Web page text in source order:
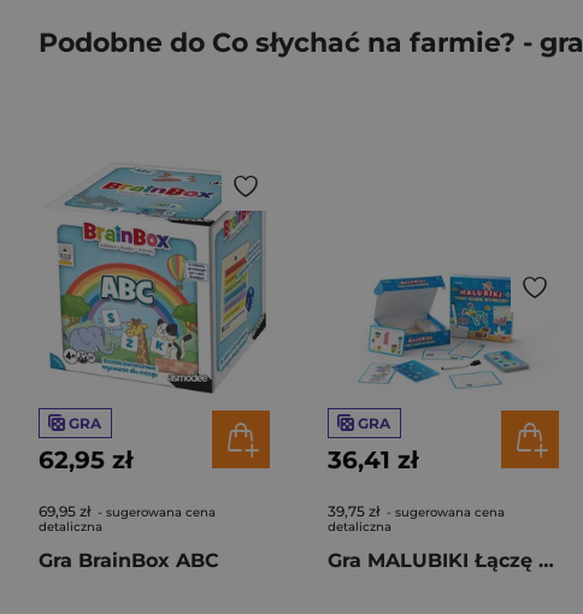
Podobne do Co słychać na farmie? - gra
GRA
62,95 zł
69,95 zł - sugerowana cena
detaliczna
Gra BrainBox ABC
GRA
36,41 zł
39,75 zł - sugerowana cena
detaliczna
Gra MALUBIKI Łączę Kreślę Obserwuję